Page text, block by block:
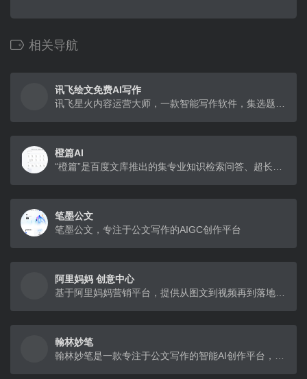
相关导航
讯飞绘文免费AI写作
橙篇AI
笔墨公文
笔墨公文，专注于公文写作的AIGC创作平台
阿里妈妈 创意中心
翰林妙笔